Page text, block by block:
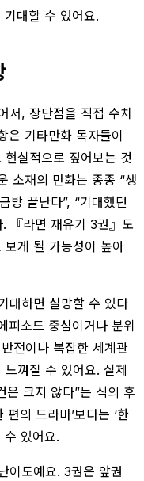
대할 수 있어요.
서, 장단점을 직접 수치
은 기타만화 독자들이
실적으로 짚어보는 것
소재의 만화는 종종 “생
방 끝난다”, “기대했던
『라면 재유기 3권』도
보게 될 가능성이 높아
대하면 실망할 수 있다
피소드 중심이거나 분위
전이나 복잡한 세계관
껴질 수 있어요. 실제
은 크지 않다”는 식의 후
의 드라마’보다는 ‘한
수 있어요.
이도예요. 3권은 앞권